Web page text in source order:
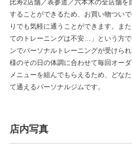
比寿2店舗／表参道／六本木の全店舗を
することができるため、お買い物つい
りでも気軽に通うことができます。ま
てのトレーニングは不安…」という方
ンでパーソナルトレーニングが受けら
様のその日の体調に合わせて毎回オー
メニューを組んでもらえるため、どな
て通えるパーソナルジムです。
店内写真